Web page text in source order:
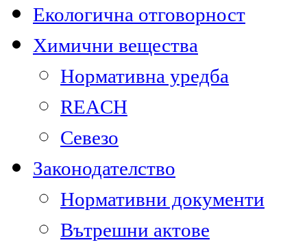
Екологична отговорност
Химични вещества
Нормативна уредба
REACH
Севезо
Законодателство
Нормативни документи
Вътрешни актове